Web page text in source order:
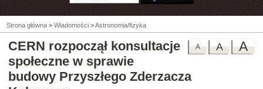
Strona główna > Wiadomości >Astronomia/fizyka
A
A
A
CERN rozpoczął konsultacje
społeczne w sprawie
budowy Przyszłego Zderzacza